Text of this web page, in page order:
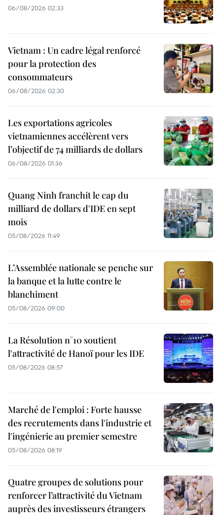
06/08/2026 02:33
Vietnam : Un cadre légal renforcé
pour la protection des
consommateurs
06/08/2026 02:30
Les exportations agricoles
vietnamiennes accélèrent vers
l’objectif de 74 milliards de dollars
06/08/2026 01:36
Quang Ninh franchit le cap du
milliard de dollars d'IDE en sept
mois
05/08/2026 11:49
L’Assemblée nationale se penche sur
la banque et la lutte contre le
blanchiment
05/08/2026 09:00
La Résolution n°10 soutient
l'attractivité de Hanoï pour les IDE
05/08/2026 08:57
Marché de l'emploi : Forte hausse
des recrutements dans l'industrie et
l'ingénierie au premier semestre
05/08/2026 08:19
Quatre groupes de solutions pour
renforcer l’attractivité du Vietnam
auprès des investisseurs étrangers